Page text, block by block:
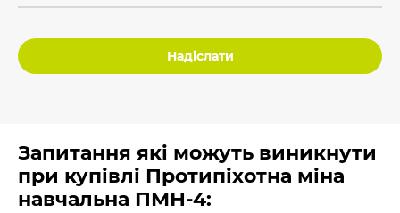
Надіслати
Запитання які можуть виникнути
при купівлі Протипіхотна міна
навчальна ПМН-4: